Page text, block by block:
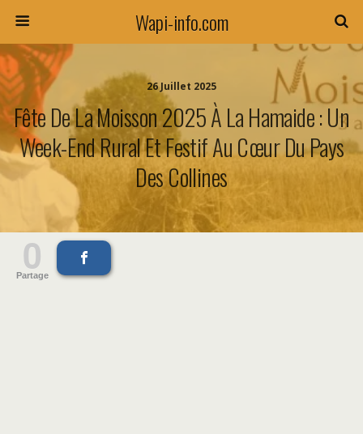
Wapi-info.com
26 Juillet 2025
Fête De La Moisson 2025 À La Hamaide : Un
Week-End Rural Et Festif Au Cœur Du Pays
Des Collines
0
Partage